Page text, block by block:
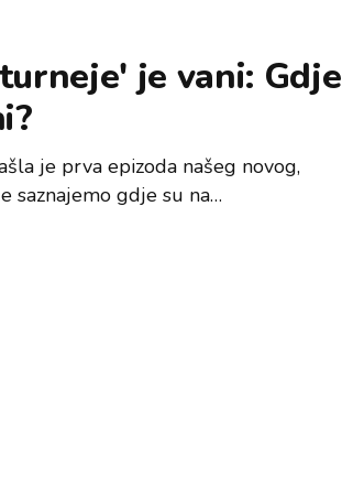
je vani: Gdje
je prva epizoda našeg novog,
saznajemo gdje su na…